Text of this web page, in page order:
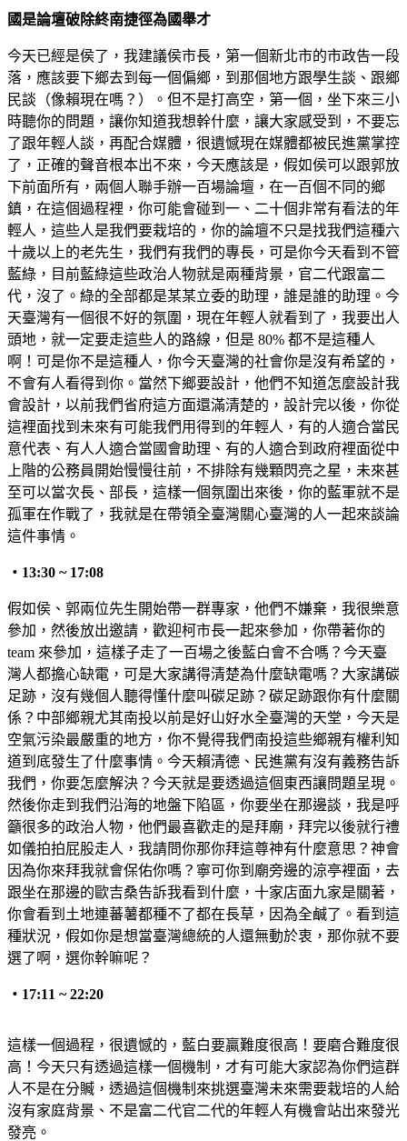
國是論壇破除終南捷徑為國舉才
今天已經是侯了，我建議侯市長，第一個新北市的市政告一段
落，應該要下鄉去到每一個偏鄉，到那個地方跟學生談、跟鄉
民談（像賴現在嗎？）。但不是打高空，第一個，坐下來三小
時聽你的問題，讓你知道我想幹什麼，讓大家感受到，不要忘
了跟年輕人談，再配合媒體，很遺憾現在媒體都被民進黨掌控
了，正確的聲音根本出不來，今天應該是，假如侯可以跟郭放
下前面所有，兩個人聯手辦一百場論壇，在一百個不同的鄉
鎮，在這個過程裡，你可能會碰到一、二十個非常有看法的年
輕人，這些人是我們要栽培的，你的論壇不只是找我們這種六
十歲以上的老先生，我們有我們的專長，可是你今天看到不管
藍綠，目前藍綠這些政治人物就是兩種背景，官二代跟富二
代，沒了。綠的全部都是某某立委的助理，誰是誰的助理。今
天臺灣有一個很不好的氛圍，現在年輕人就看到了，我要出人
頭地，就一定要走這些人的路線，但是 80% 都不是這種人
啊！可是你不是這種人，你今天臺灣的社會你是沒有希望的，
不會有人看得到你。當然下鄉要設計，他們不知道怎麼設計我
會設計，以前我們省府這方面還滿清楚的，設計完以後，你從
這裡面找到未來有可能我們用得到的年輕人，有的人適合當民
意代表、有人人適合當國會助理、有的人適合到政府裡面從中
上階的公務員開始慢慢往前，不排除有幾顆閃亮之星，未來甚
至可以當次長、部長，這樣一個氛圍出來後，你的藍軍就不是
孤軍在作戰了，我就是在帶領全臺灣關心臺灣的人一起來談論
這件事情。
・ 13:30 ~ 17:08
假如侯、郭兩位先生開始帶一群專家，他們不嫌棄，我很樂意
參加，然後放出邀請，歡迎柯市長一起來參加，你帶著你的
team 來參加，這樣子走了一百場之後藍白會不合嗎？今天臺
灣人都擔心缺電，可是大家講得清楚為什麼缺電嗎？大家講碳
足跡，沒有幾個人聽得懂什麼叫碳足跡？碳足跡跟你有什麼關
係？中部鄉親尤其南投以前是好山好水全臺灣的天堂，今天是
空氣污染最嚴重的地方，你不覺得我們南投這些鄉親有權利知
道到底發生了什麼事情。今天賴清德、民進黨有沒有義務告訴
我們，你要怎麼解決？今天就是要透過這個東西讓問題呈現。
然後你走到我們沿海的地盤下陷區，你要坐在那邊談，我是呼
籲很多的政治人物，他們最喜歡走的是拜廟，拜完以後就行禮
如儀拍拍屁股走人，我請問你那你拜這尊神有什麼意思？神會
因為你來拜我就會保佑你嗎？寧可你到廟旁邊的涼亭裡面，去
跟坐在那邊的歐吉桑告訴我看到什麼，十家店面九家是關著，
你會看到土地連蕃薯都種不了都在長草，因為全鹹了。看到這
種狀況，假如你是想當臺灣總統的人還無動於衷，那你就不要
選了啊，選你幹嘛呢？
・ 17:11 ~ 22:20
這樣一個過程，很遺憾的，藍白要贏難度很高！要磨合難度很
高！今天只有透過這樣一個機制，才有可能大家認為你們這群
人不是在分贓，透過這個機制來挑選臺灣未來需要栽培的人給
沒有家庭背景、不是富二代官二代的年輕人有機會站出來發光
發亮。